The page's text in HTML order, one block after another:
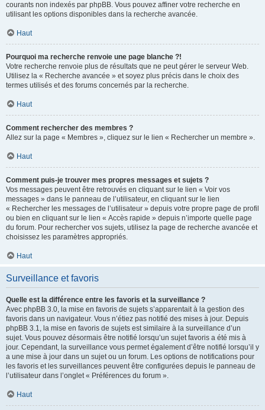
courants non indexés par phpBB. Vous pouvez affiner votre recherche en
utilisant les options disponibles dans la recherche avancée.
Haut
Pourquoi ma recherche renvoie une page blanche ?!
Votre recherche renvoie plus de résultats que ne peut gérer le serveur Web.
Utilisez la « Recherche avancée » et soyez plus précis dans le choix des
termes utilisés et des forums concernés par la recherche.
Haut
Comment rechercher des membres ?
Allez sur la page « Membres », cliquez sur le lien « Rechercher un membre ».
Haut
Comment puis-je trouver mes propres messages et sujets ?
Vos messages peuvent être retrouvés en cliquant sur le lien « Voir vos
messages » dans le panneau de l’utilisateur, en cliquant sur le lien
« Rechercher les messages de l’utilisateur » depuis votre propre page de profil
ou bien en cliquant sur le lien « Accès rapide » depuis n’importe quelle page
du forum. Pour rechercher vos sujets, utilisez la page de recherche avancée et
choisissez les paramètres appropriés.
Haut
Surveillance et favoris
Quelle est la différence entre les favoris et la surveillance ?
Avec phpBB 3.0, la mise en favoris de sujets s’apparentait à la gestion des
favoris dans un navigateur. Vous n’étiez pas notifié des mises à jour. Depuis
phpBB 3.1, la mise en favoris de sujets est similaire à la surveillance d’un
sujet. Vous pouvez désormais être notifié lorsqu’un sujet favoris a été mis à
jour. Cependant, la surveillance vous permet également d’être notifié lorsqu’il y
a une mise à jour dans un sujet ou un forum. Les options de notifications pour
les favoris et les surveillances peuvent être configurées depuis le panneau de
l’utilisateur dans l’onglet « Préférences du forum ».
Haut